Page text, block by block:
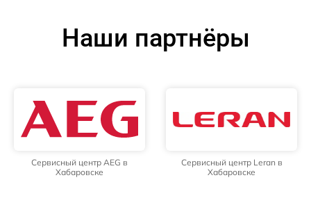
Наши партнёры
Сервисный центр AEG в
Хабаровске
Сервисный центр Leran в
Хабаровске